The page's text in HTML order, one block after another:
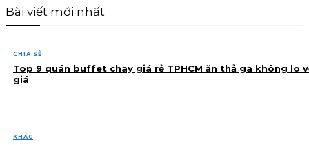
Bài viết mới nhất
CHIA SẺ
Top 9 quán buffet chay giá rẻ TPHCM ăn thả ga không lo
giá
KHÁC